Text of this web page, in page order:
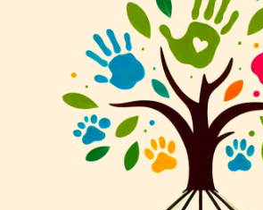
Aktuelles &
Förderverein